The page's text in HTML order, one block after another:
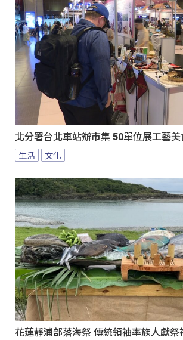
北分署台北車站辦市集 50單位展工藝美
生活 文化
花蓮靜浦部落海祭 傳統領袖率族人獻祭